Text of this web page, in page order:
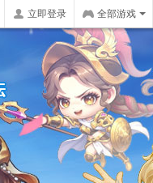
立即登录 全部游戏